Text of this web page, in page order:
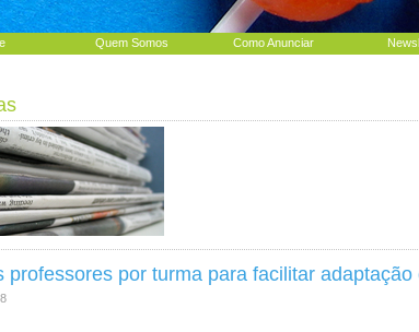
Quem Somos Como Anunciar
professores por turma para facilitar adaptação